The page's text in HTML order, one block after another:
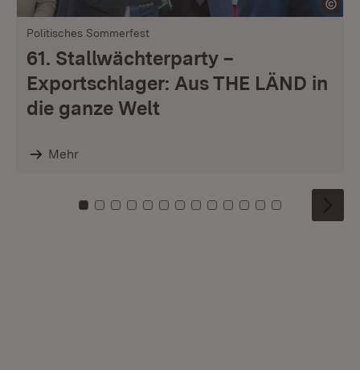
Politisches Sommerfest
61. Stallwächterparty –
Exportschlager: Aus THE LÄND in
die ganze Welt
Mehr
Zu Kachel: 0
Zu Kachel: 1
Zu Kachel: 2
Zu Kachel: 3
Zu Kachel: 4
Zu Kachel: 5
Zu Kachel: 6
Zu Kachel: 7
Zu Kachel: 8
Zu Kachel: 9
Zu Kachel: 10
Zu Kachel: 11
Zu Kachel: